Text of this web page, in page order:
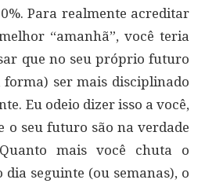
Para realmente acreditar
“amanhã”, você teria
que no seu próprio futuro
ser mais disciplinado
Eu odeio dizer isso a você,
o seu futuro são na verdade
mais você chuta o
seguinte (ou semanas), o